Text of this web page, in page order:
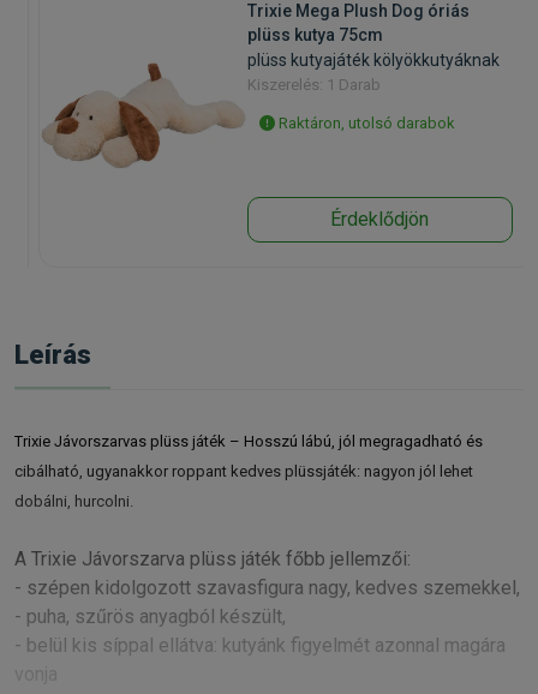
Trixie Mega Plush Dog óriás
plüss kutya 75cm
plüss kutyajáték kölyökkutyáknak
Kiszerelés: 1 Darab
Raktáron, utolsó darabok
Érdeklődjön
Leírás
Trixie Jávorszarvas plüss játék – Hosszú lábú, jól megragadható és
cibálható, ugyanakkor roppant kedves plüssjáték: nagyon jól lehet
dobálni, hurcolni.
A Trixie Jávorszarva plüss játék főbb jellemzői:
- szépen kidolgozott szavasfigura nagy, kedves szemekkel,
- puha, szűrös anyagból készült,
- belül kis síppal ellátva: kutyánk figyelmét azonnal magára
vonja